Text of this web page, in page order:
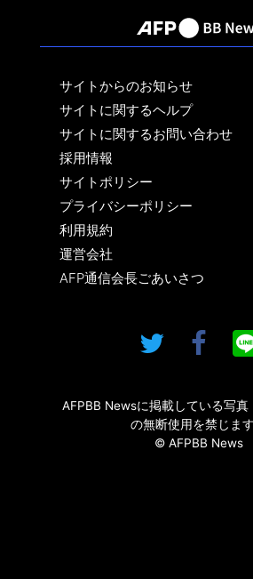
サイトからのお知らせ
サイトに関するヘルプ
サイトに関するお問い合わせ
採用情報
サイトポリシー
プライバシーポリシー
利用規約
運営会社
AFP通信会長ごあいさつ
AFPBB Newsに掲載している写真
の無断使用を禁じます
© AFPBB News